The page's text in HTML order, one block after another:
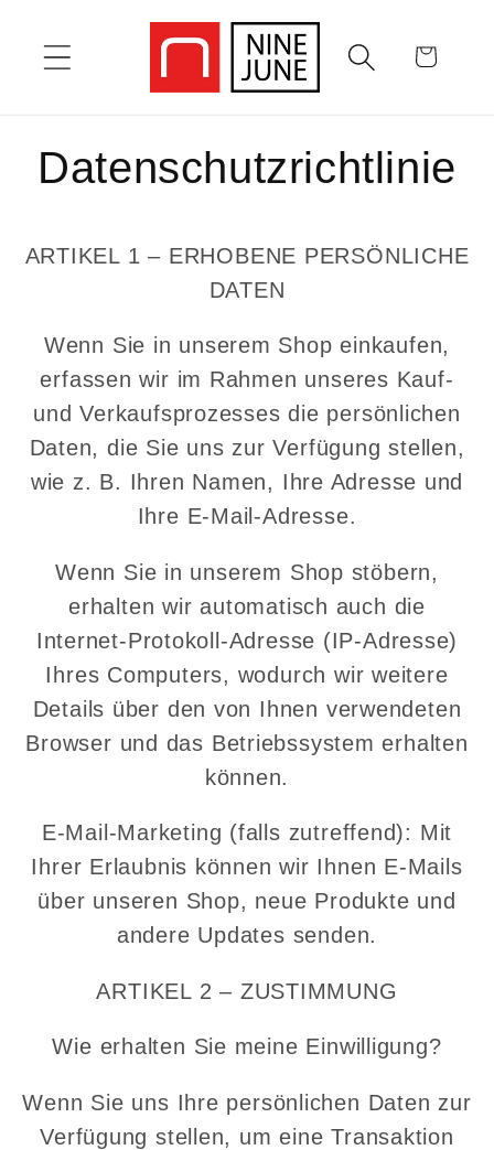
Inhalt
Warenkorb
Datenschutzrichtlinie
ARTIKEL 1 – ERHOBENE PERSÖNLICHE
DATEN
Wenn Sie in unserem Shop einkaufen,
erfassen wir im Rahmen unseres Kauf-
und Verkaufsprozesses die persönlichen
Daten, die Sie uns zur Verfügung stellen,
wie z. B. Ihren Namen, Ihre Adresse und
Ihre E-Mail-Adresse.
Wenn Sie in unserem Shop stöbern,
erhalten wir automatisch auch die
Internet-Protokoll-Adresse (IP-Adresse)
Ihres Computers, wodurch wir weitere
Details über den von Ihnen verwendeten
Browser und das Betriebssystem erhalten
können.
E-Mail-Marketing (falls zutreffend): Mit
Ihrer Erlaubnis können wir Ihnen E-Mails
über unseren Shop, neue Produkte und
andere Updates senden.
ARTIKEL 2 – ZUSTIMMUNG
Wie erhalten Sie meine Einwilligung?
Wenn Sie uns Ihre persönlichen Daten zur
Verfügung stellen, um eine Transaktion